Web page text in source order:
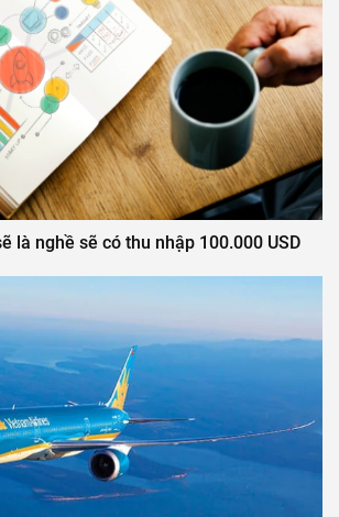
là nghề sẽ có thu nhập 100.000 USD